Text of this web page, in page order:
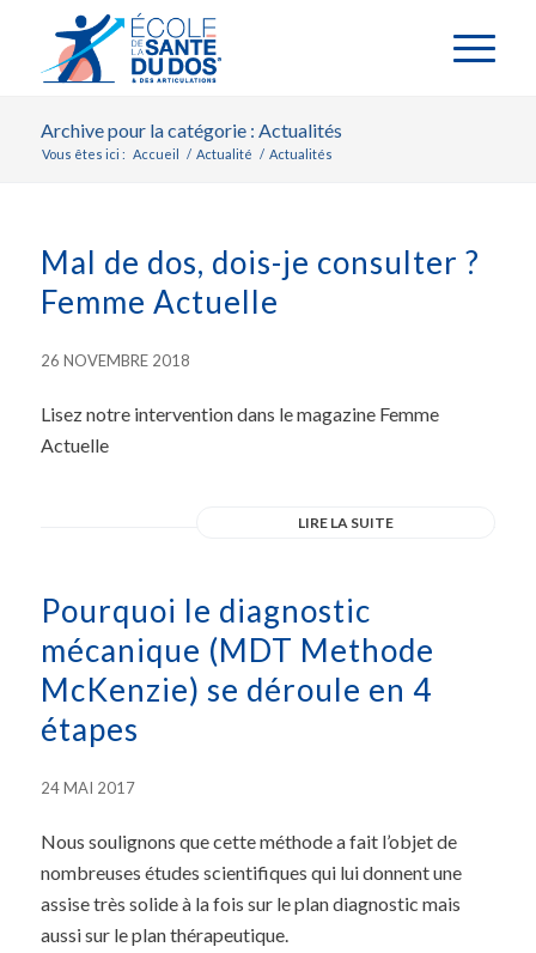
Archive pour la catégorie : Actualités
Vous êtes ici : Accueil / Actualité / Actualités
Mal de dos, dois-je consulter ?
Femme Actuelle
26 NOVEMBRE 2018
Lisez notre intervention dans le magazine Femme
Actuelle
LIRE LA SUITE
Pourquoi le diagnostic
mécanique (MDT Methode
McKenzie) se déroule en 4
étapes
24 MAI 2017
Nous soulignons que cette méthode a fait l’objet de
nombreuses études scientifiques qui lui donnent une
assise très solide à la fois sur le plan diagnostic mais
aussi sur le plan thérapeutique.